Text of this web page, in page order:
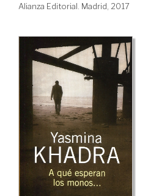
Alianza Editorial. Madrid, 2017